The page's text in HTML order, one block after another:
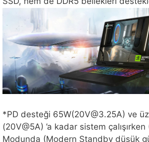
*PD desteği 65W(20V@3.25A) ve
(20V@5A) ’a kadar sistem
Modunda (Modern Standby düşük